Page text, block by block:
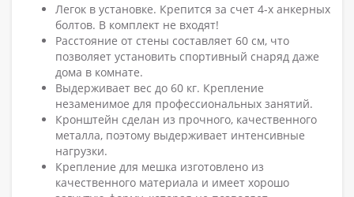
Легок в установке. Крепится за счет 4-х анкерных
болтов. В комплект не входят!
Расстояние от стены составляет 60 см, что
позволяет установить спортивный снаряд даже
дома в комнате.
Выдерживает вес до 60 кг. Крепление
незаменимое для профессиональных занятий.
Кронштейн сделан из прочного, качественного
металла, поэтому выдерживает интенсивные
нагрузки.
Крепление для мешка изготовлено из
качественного материала и имеет хорошо